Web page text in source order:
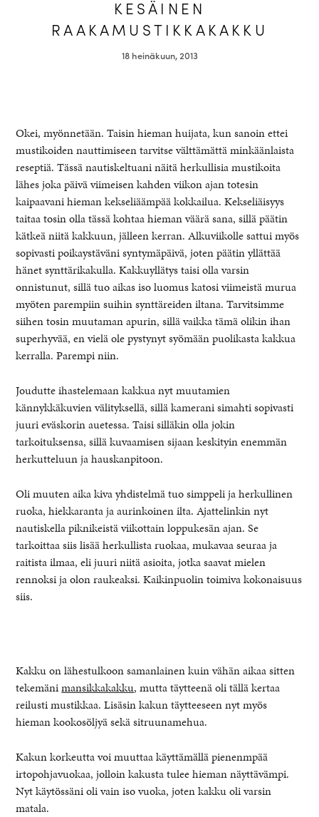
healthy living + good
KESÄINEN
RAAKAMUSTIKKAKAKKU
18 heinäkuun, 2013
Okei, myönnetään. Taisin hieman huijata, kun sanoin ettei
mustikoiden nauttimiseen tarvitse välttämättä minkäänlaista
reseptiä. Tässä nautiskeltuani näitä herkullisia mustikoita
lähes joka päivä viimeisen kahden viikon ajan totesin
kaipaavani hieman kekseliäämpää kokkailua. Kekseliäisyys
taitaa tosin olla tässä kohtaa hieman väärä sana, sillä päätin
kätkeä niitä kakkuun, jälleen kerran. Alkuviikolle sattui myös
sopivasti poikaystäväni syntymäpäivä, joten päätin yllättää
hänet synttärikakulla. Kakkuyllätys taisi olla varsin
onnistunut, sillä tuo aikas iso luomus katosi viimeistä murua
myöten parempiin suihin synttäreiden iltana. Tarvitsimme
siihen tosin muutaman apurin, sillä vaikka tämä olikin ihan
superhyvää, en vielä ole pystynyt syömään puolikasta kakkua
kerralla. Parempi niin.
Joudutte ihastelemaan kakkua nyt muutamien
kännykkäkuvien välityksellä, sillä kamerani simahti sopivasti
juuri eväskorin auetessa. Taisi silläkin olla jokin
tarkoituksensa, sillä kuvaamisen sijaan keskityin enemmän
herkutteluun ja hauskanpitoon.
Oli muuten aika kiva yhdistelmä tuo simppeli ja herkullinen
ruoka, hiekkaranta ja aurinkoinen ilta. Ajattelinkin nyt
nautiskella piknikeistä viikottain loppukesän ajan. Se
tarkoittaa siis lisää herkullista ruokaa, mukavaa seuraa ja
raitista ilmaa, eli juuri niitä asioita, jotka saavat mielen
rennoksi ja olon raukeaksi. Kaikinpuolin toimiva kokonaisuus
siis.
Kakku on lähestulkoon samanlainen kuin vähän aikaa sitten
tekemänimansikkakakku, mutta täytteenä oli tällä kertaa
reilusti mustikkaa. Lisäsin kakun täytteeseen nyt myös
hieman kookosöljyä sekä sitruunamehua.
Kakun korkeutta voi muuttaa käyttämällä pienenmpää
irtopohjavuokaa, jolloin kakusta tulee hieman näyttävämpi.
Nyt käytössäni oli vain iso vuoka, joten kakku oli varsin
matala.